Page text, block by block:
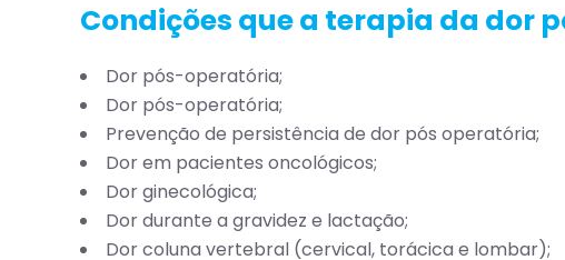
Condições que a terapia da dor
Dor pós-operatória;
Dor pós-operatória;
Prevenção de persistência de dor pós operatória;
Dor em pacientes oncológicos;
Dor ginecológica;
Dor durante a gravidez e lactação;
Dor coluna vertebral (cervical, torácica e lombar);